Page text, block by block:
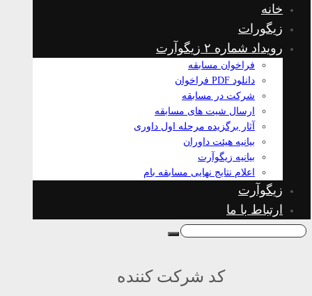
خانه
زیگورات
رویداد شماره ۲ زیگوآرت
فراخوان مسابقه
دانلود PDF فراخوان
شرکت در مسابقه
ارسال شیت های مسابقه
آثار برگزیده مرحله اول داوری
بیانیه هیئت داوران
بیانیه زیگوآرت
اعلام نتایج نهایی مسابقه بام
زیگوآرت
ارتباط با ما
کد شرکت کننده